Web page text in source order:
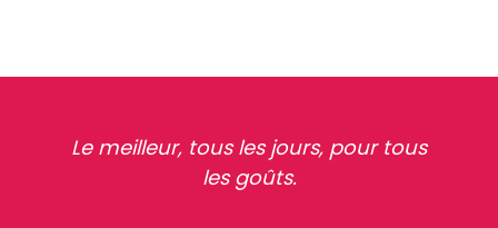
Le meilleur, tous les jours, pour tous
les goûts.